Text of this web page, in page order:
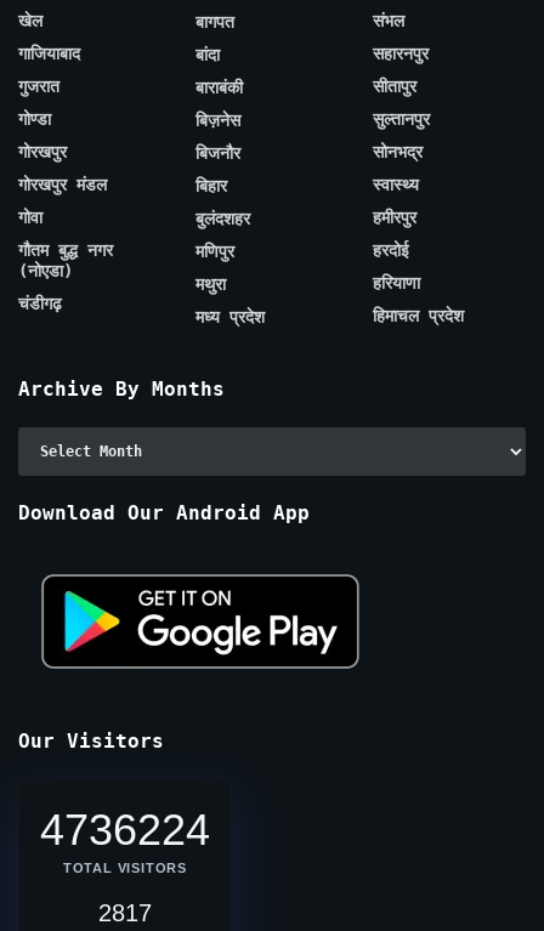
खेल
गाजियाबाद
गुजरात
गोण्डा
गोरखपुर
गोरखपुर मंडल
गोवा
गौतम बुद्ध नगर
(नोएडा)
चंडीगढ़
बागपत
बांदा
बाराबंकी
बिज़नेस
बिजनौर
बिहार
बुलंदशहर
मणिपुर
मथुरा
मध्य प्रदेश
संभल
सहारनपुर
सीतापुर
सुल्तानपुर
सोनभद्र
स्वास्थ्य
हमीरपुर
हरदोई
हरियाणा
हिमाचल प्रदेश
Archive By Months
Download Our Android App
Our Visitors
4736224
TOTAL VISITORS
2817